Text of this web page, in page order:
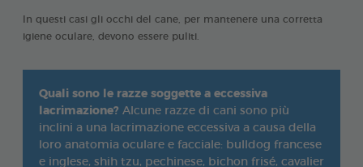
In questi casi gli occhi del cane, per mantenere una corretta
igiene oculare, devono essere puliti.
Quali sono le razze soggette a eccessiva
lacrimazione? Alcune razze di cani sono più
inclini a una lacrimazione eccessiva a causa della
loro anatomia oculare e facciale: bulldog francese
e inglese, shih tzu, pechinese, bichon frisé, cavalier